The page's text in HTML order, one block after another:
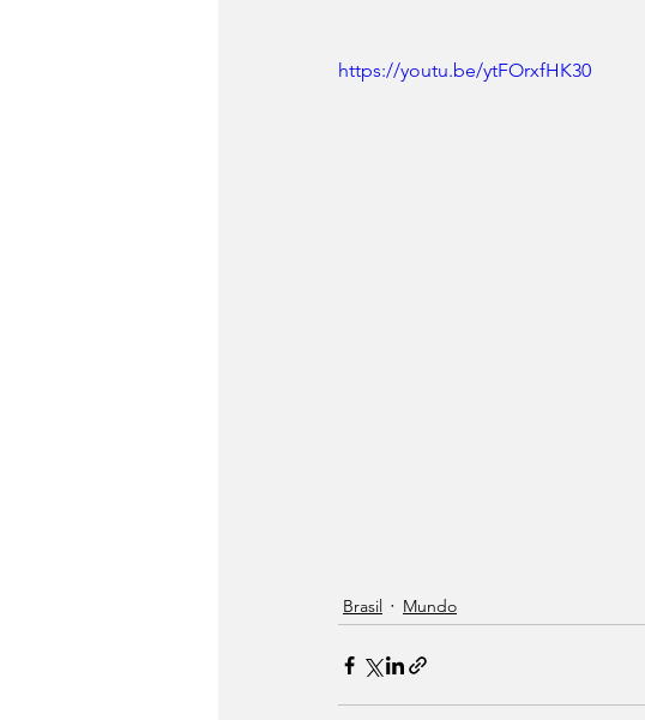
https://youtu.be/ytFOrxfHK30
Brasil Mundo